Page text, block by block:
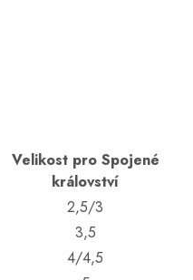
Velikost pro Spojené
království
2,5/3
3,5
4/4,5